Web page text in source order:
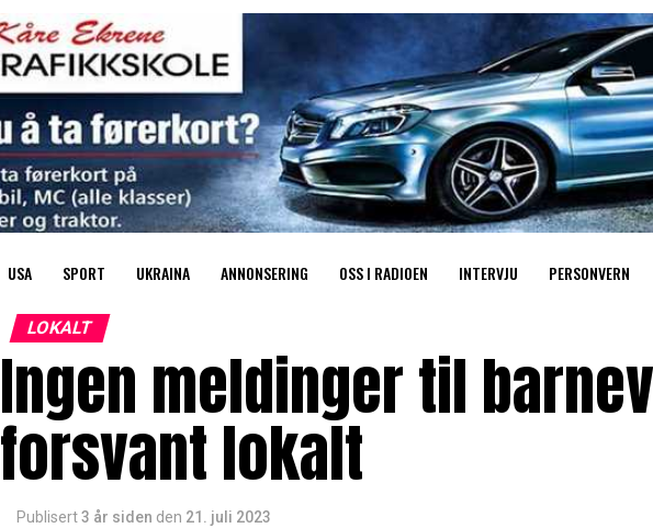
USA SPORT UKRAINA ANNONSERING OSS I RADIOEN INTERVJU PERSONVERN
LOKALT
Ingen meldinger til
forsvant lokalt
Publisert3 år siden den 21. juli 2023